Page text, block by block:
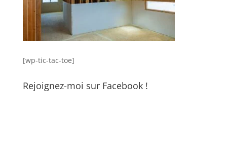
[wp-tic-tac-toe]
Rejoignez-moi sur Facebook !